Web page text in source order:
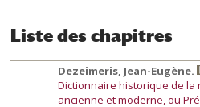
Liste des chapitres
Dezeimeris, Jean-Eugène.
Dictionnaire historique de la
ancienne et moderne, ou